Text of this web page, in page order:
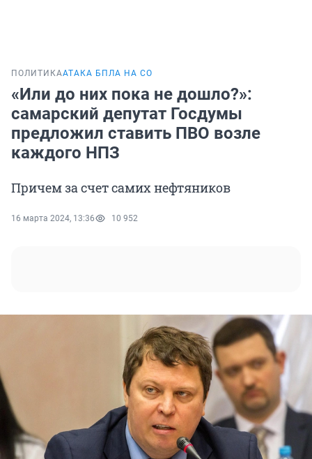
ПОЛИТИКААТАКА БПЛА НА СО
«Или до них пока не дошло?»:
самарский депутат Госдумы
предложил ставить ПВО возле
каждого НПЗ
Причем за счет самих нефтяников
16 марта 2024, 13:36 10 952